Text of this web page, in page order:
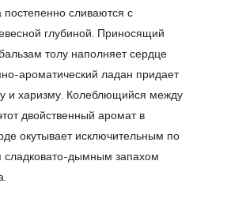
постепенно сливаются с
глубиной. Приносящий
толу наполняет сердце
ароматический ладан придает
и харизму. Колеблющийся между
двойственный аромат в
окутывает исключительным по
сладковато-дымным запахом